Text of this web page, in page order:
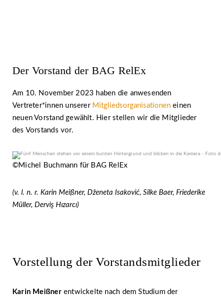
Der Vorstand der BAG RelEx
Am 10. November 2023 haben die anwesenden
Vertreter*innen unserer Mitgliedsorganisationen einen
neuen Vorstand gewählt. Hier stellen wir die Mitglieder
des Vorstands vor.
©Michel Buchmann für BAG RelEx
(v. l. n. r. Karin Meißner, Dženeta Isaković, Silke Baer, Friederike
Müller, Derviş Hızarcı)
Vorstellung der Vorstandsmitglieder
Karin Meißnerentwickelte nach dem Studium der